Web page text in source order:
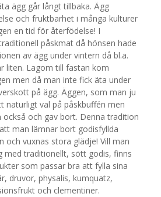
ägg går långt tillbaka. Ägg
och fruktbarhet i många kulturer
en tid för återfödelse! I
påskmat då hönsen hade
av ägg under vintern då bl.a.
liten. Lagom till fastan kom
men då man inte fick äta under
på ägg. Äggen, som man ju
naturligt val på påskbuffén men
och gav bort. Denna tradition
man lämnar bort godisfyllda
och vuxnas stora glädje! Vill man
med traditionellt, sött godis, finns
som passar bra att fylla sina
druvor, physalis, kumquatz,
och clementiner.